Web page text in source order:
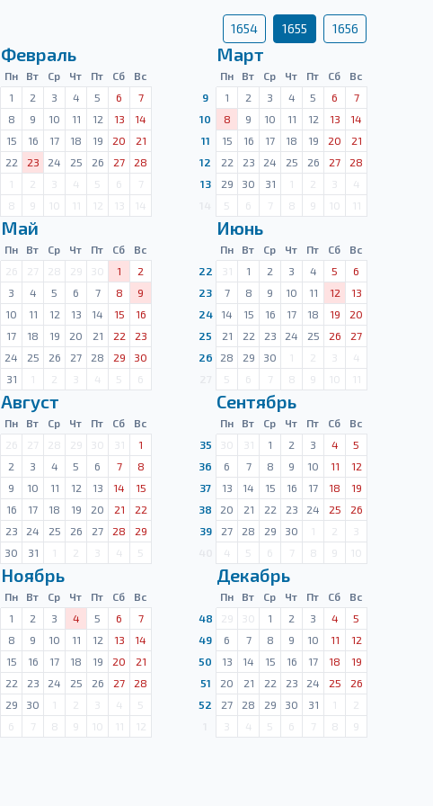
1654 1655 1656
Февраль
Пн Вт Ср Чт Пт Сб
Вс
1 2 3 4 5 6
7
8 9 10 11 12 13
14
15 16 17 18 19 20
21
22 23 24 25 26 27
28
1 2 3 4 5 6
7
8 9 10 11 12 13 14
Март
Пн Вт Ср Чт Пт Сб
Вс
9
1 2 3 4 5 6
7
10
8 9 10 11 12 13
14
11
15 16 17 18 19 20
21
12
22 23 24 25 26 27
28
13
29 30 31 1 2 3
4
5 6 7 8 9 10 11
Май
Пн Вт Ср Чт Пт Сб
Вс
26 27 28 29 30 1
2
3 4 5 6 7 8
9
10 11 12 13 14 15
16
17 18 19 20 21 22
23
24 25 26 27 28 29
30
31 1 2 3 4 5 6
Июнь
Пн Вт Ср Чт Пт Сб
Вс
22
31 1 2 3 4 5
6
23
7 8 9 10 11 12
13
24
14 15 16 17 18 19
20
25
21 22 23 24 25 26
27
26
28 29 30 1 2 3
4
5 6 7 8 9 10 11
Август
Пн Вт Ср Чт Пт Сб
Вс
26 27 28 29 30 31
1
2 3 4 5 6 7
8
9 10 11 12 13 14
15
16 17 18 19 20 21
22
23 24 25 26 27 28
29
30 31 1 2 3 4 5
Сентябрь
Пн Вт Ср Чт Пт Сб
Вс
35
30 31 1 2 3 4
5
36
6 7 8 9 10 11
12
37
13 14 15 16 17 18
19
38
20 21 22 23 24 25
26
39
27 28 29 30 1 2
3
4 5 6 7 8 9 10
Ноябрь
Пн Вт Ср Чт Пт Сб
Вс
1 2 3 4 5 6
7
8 9 10 11 12 13
14
15 16 17 18 19 20
21
22 23 24 25 26 27
28
29 30 1 2 3 4
5
6 7 8 9 10 11 12
Декабрь
Пн Вт Ср Чт Пт Сб
Вс
48
29 30 1 2 3 4
5
49
6 7 8 9 10 11
12
50
13 14 15 16 17 18
19
51
20 21 22 23 24 25
26
52
27 28 29 30 31 1
2
3 4 5 6 7 8 9